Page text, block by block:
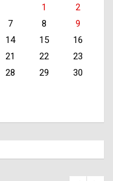
1
2
7 8
9
14 15
16
21 22
23
28 29
30